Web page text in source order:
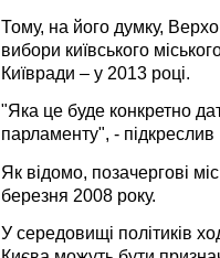
Тому, на його думку,
вибори київського
Київради – у 2013 році.
"Яка це буде конкретно
парламенту", -
Як відомо, позачергові
березня 2008 року.
У середовищі політиків